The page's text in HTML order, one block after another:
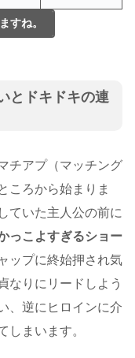
すね。
とドキドキの連
チアプ（マッチング
ころから始まりま
ていた主人公の前に
っこよすぎるショー
ップに終始押され気
なりにリードしよう
、逆にヒロインに介
しまいます。